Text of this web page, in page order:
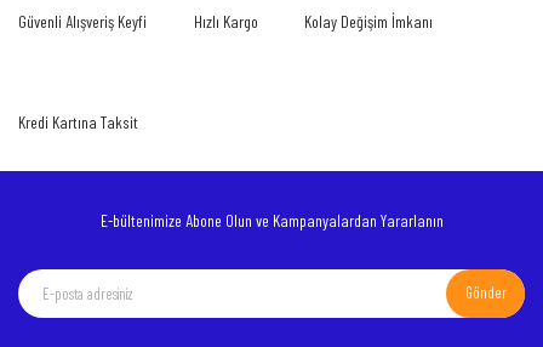
Ürün açıklamasında eksik bilgiler bulunuyor.
Güvenli Alışveriş Keyfi Hızlı Kargo Kolay Değişim İmkanı
Kredi Kartına Taksit
E-bültenimize Abone Olun ve Kampanyalardan Yararlanın
Gönder